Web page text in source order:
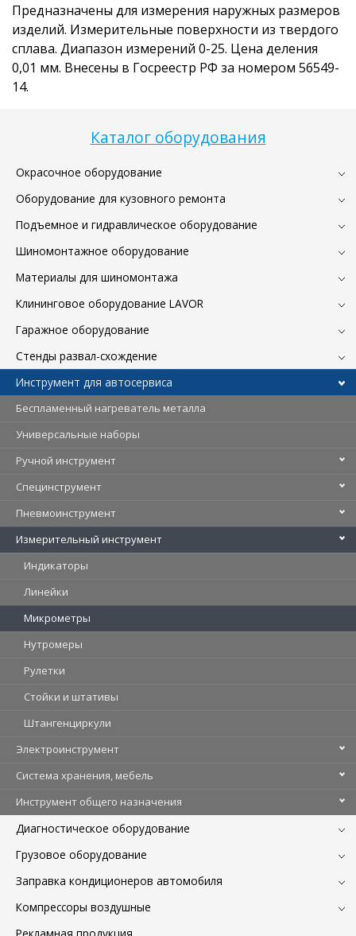
Каталог оборудования
Окрасочное оборудование
Оборудование для кузовного ремонта
Подъемное и гидравлическое оборудование
Шиномонтажное оборудование
Материалы для шиномонтажа
Клининговое оборудование LAVOR
Гаражное оборудование
Стенды развал-схождение
Инструмент для автосервиса
Беспламенный нагреватель металла
Универсальные наборы
Ручной инструмент
Специнструмент
Пневмоинструмент
Измерительный инструмент
Индикаторы
Линейки
Микрометры
Нутромеры
Рулетки
Стойки и штативы
Штангенциркули
Электроинструмент
Система хранения, мебель
Инструмент общего назначения
Диагностическое оборудование
Грузовое оборудование
Заправка кондиционеров автомобиля
Компрессоры воздушные
Предназначены для измерения наружных размеров
изделий. Измерительные поверхности из твердого
сплава. Диапазон измерений 0-25. Цена деления
0,01 мм. Внесены в Госреестр РФ за номером 56549-
14.